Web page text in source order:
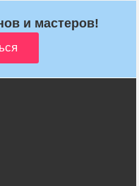
и мастеров!